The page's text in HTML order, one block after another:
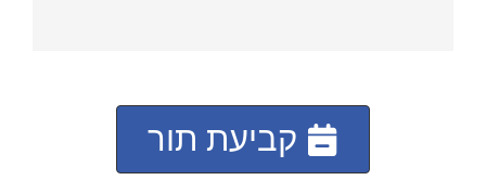
קביעת תור